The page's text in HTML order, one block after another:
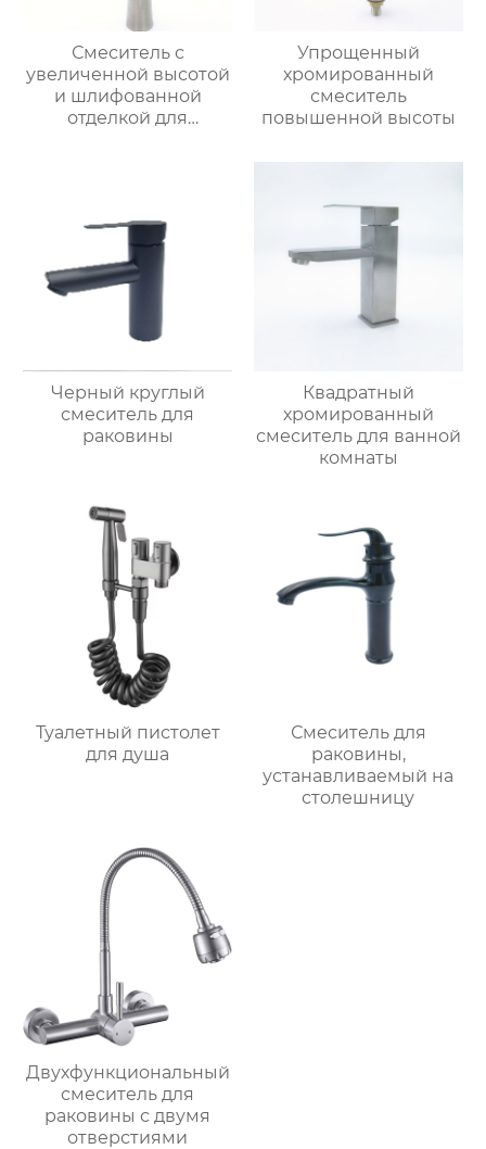
Смеситель с
увеличенной высотой
и шлифованной
отделкой для
Упрощенный
хромированный
смеситель
повышенной высоты
Черный круглый
смеситель для
раковины
Квадратный
хромированный
смеситель для ванной
комнаты
Туалетный пистолет
для душа
Смеситель для
раковины,
устанавливаемый на
столешницу
Двухфункциональный
смеситель для
раковины с двумя
отверстиями